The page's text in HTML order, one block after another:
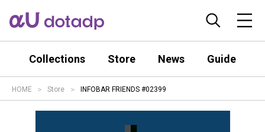
Collections Store News Guide
HOME Store INFOBAR FRIENDS #02399